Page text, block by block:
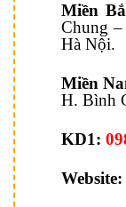
Miền
Chung
Hà Nội.
Miền
H. Bình
KD1:
Website: